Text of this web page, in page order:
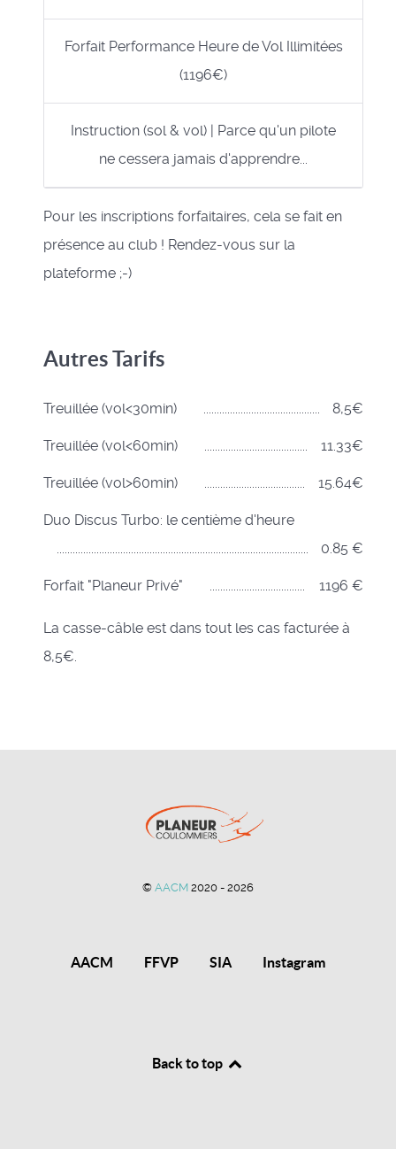
Forfait Performance Heure de Vol Illimitées
(1196€)
Instruction (sol & vol) | Parce qu'un pilote
ne cessera jamais d'apprendre...
Pour les inscriptions forfaitaires, cela se fait en
présence au club ! Rendez-vous sur la
plateforme ;-)
Autres Tarifs
Treuillée (vol<30min) 8,5€
Treuillée (vol<60min) 11.33€
Treuillée (vol>60min) 15.64€
Duo Discus Turbo: le centième d'heure
0.85 €
Forfait "Planeur Privé" 1196 €
La casse-câble est dans tout les cas facturée à
8,5€.
© AACM 2020 - 2026
AACM FFVP SIA Instagram
Back to top